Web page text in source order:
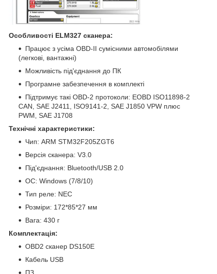
Особливості ELM327 сканера:
Працює з усіма OBD-II сумісними автомобілями
(легкові, вантажні)
Можливість під'єднання до ПК
Програмне забезпечення в комплекті
Підтримує такі OBD-2 протоколи: EOBD ISO11898-2
CAN, SAE J2411, ISO9141-2, SAE J1850 VPW плюс
PWM, SAE J1708
Технічні характеристики:
Чип: ARM STM32F205ZGT6
Версія сканера: V3.0
Під'єднання: Bluetooth/USB 2.0
ОС: Windows (7/8/10)
Тип реле: NEC
Розміри: 172*85*27 мм
Вага: 430 г
Комплектація:
OBD2 сканер DS150E
Кабель USB
ПЗ